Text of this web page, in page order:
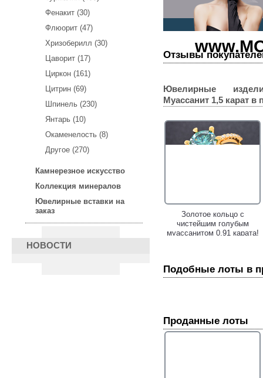
Фенакит (30)
Флюорит (47)
Хризоберилл (30)
Цаворит (17)
Циркон (161)
Цитрин (69)
Шпинель (230)
Янтарь (10)
Окаменелость (8)
Другое (270)
Камнерезное искусство
Коллекция минералов
Ювелирные вставки на
заказ
НОВОСТИ
Отзывы
Ювелирные
Муассанит 1,5 карат в
зеленовато-голубыми и
муассанитами 1,93 карата!
Золотое кольцо с
чистейшим голубым
муассанитом 0,91 карата!
Подобные лоты в
Проданные лоты